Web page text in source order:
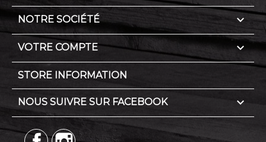
NOTRE SOCIÉTÉ 
VOTRE COMPTE 
STORE INFORMATION
NOUS SUIVRE SUR FACEBOOK 